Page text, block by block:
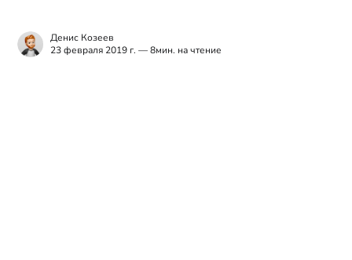
Денис Козеев
23 февраля 2019 г. — 8мин. на чтение